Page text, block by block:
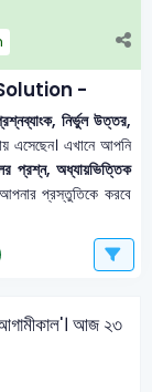
-
নির্ভুল উত্তর,
এসেছেন। এখানে আপনি
প্রশ্ন, অধ্যায়ভিত্তিক
প্রস্তুতিকে করবে
আজ ২৩